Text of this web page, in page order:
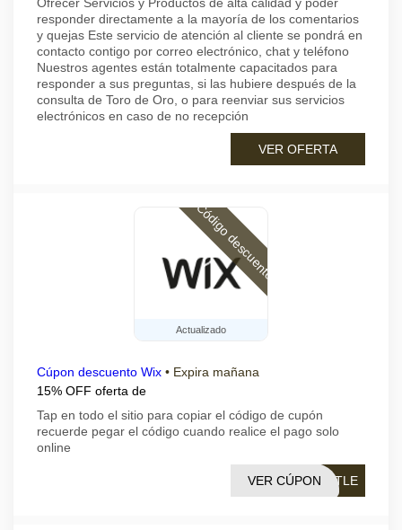
responder directamente a la mayoría de los comentarios
y quejas Este servicio de atención al cliente se pondrá en
contacto contigo por correo electrónico, chat y teléfono
Nuestros agentes están totalmente capacitados para
responder a sus preguntas, si las hubiere después de la
consulta de Toro de Oro, o para reenviar sus servicios
electrónicos en caso de no recepción
VER OFERTA
Actualizado
Código descuento
Cúpon descuento Wix • Expira mañana
15% OFF oferta de
Tap en todo el sitio para copiar el código de cupón
recuerde pegar el código cuando realice el pago solo
online
TTLE
VER CÚPON